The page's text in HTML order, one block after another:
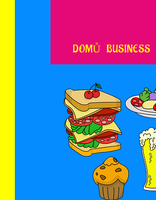
DOMŮ BUSINESS